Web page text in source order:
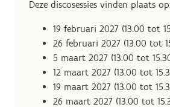
Deze discosessies vinden plaats
19 februari 2027 (13.00 tot
26 februari 2027 (13.00 tot
5 maart 2027 (13.00 tot
12 maart 2027 (13.00 tot
19 maart 2027 (13.00 tot
26 maart 2027 (13.00 tot